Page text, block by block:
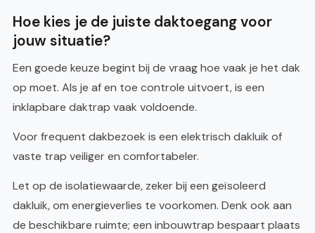
Hoe kies je de juiste daktoegang voor
jouw situatie?
Een goede keuze begint bij de vraag hoe vaak je het dak
op moet. Als je af en toe controle uitvoert, is een
inklapbare daktrap vaak voldoende.
Voor frequent dakbezoek is een elektrisch dakluik of
vaste trap veiliger en comfortabeler.
Let op de isolatiewaarde, zeker bij een geïsoleerd
dakluik, om energieverlies te voorkomen. Denk ook aan
de beschikbare ruimte; een inbouwtrap bespaart plaats